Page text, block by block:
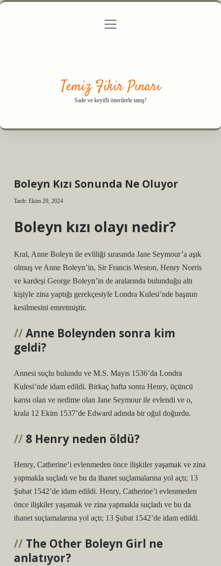
Gizlilik Politikası
menüyü
Temiz Fikir Pınarı
Sade ve keyifli önerilerle tanış!
Boleyn Kızı Sonunda Ne Oluyor
Tarih: Ekim 29, 2024
Boleyn kızı olayı nedir?
Kral, Anne Boleyn ile evliliği sırasında Jane Seymour’a aşık
olmuş ve Anne Boleyn’in, Sir Francis Weston, Henry Norris
ve kardeşi George Boleyn’in de aralarında bulunduğu altı
kişiyle zina yaptığı gerekçesiyle Londra Kulesi’nde başının
kesilmesini emretmiştir.
Anne Boleynden sonra kim
geldi?
Annesi suçlu bulundu ve M.S. Mayıs 1536’da Londra
Kulesi’nde idam edildi. Birkaç hafta sonra Henry, üçüncü
karısı olan ve nedime olan Jane Seymour ile evlendi ve o,
krala 12 Ekim 1537’de Edward adında bir oğul doğurdu.
8 Henry neden öldü?
Henry, Catherine’i evlenmeden önce ilişkiler yaşamak ve zina
yapmakla suçladı ve bu da ihanet suçlamalarına yol açtı; 13
Şubat 1542’de idam edildi. Henry, Catherine’i evlenmeden
önce ilişkiler yaşamak ve zina yapmakla suçladı ve bu da
ihanet suçlamalarına yol açtı; 13 Şubat 1542’de idam edildi.
The Other Boleyn Girl ne
anlatıyor?